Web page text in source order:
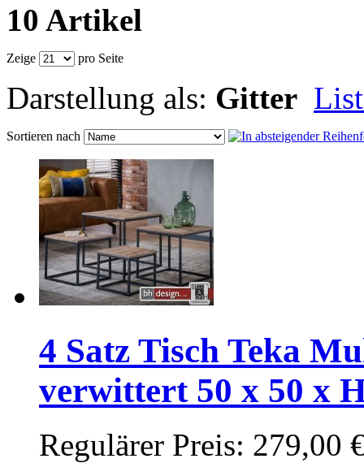
10 Artikel
Zeige pro Seite
Darstellung als: Gitter
Sortieren nach
4 Satz Tisch Teka
verwittert 50 x 50 x
Regulärer Preis: 279,00